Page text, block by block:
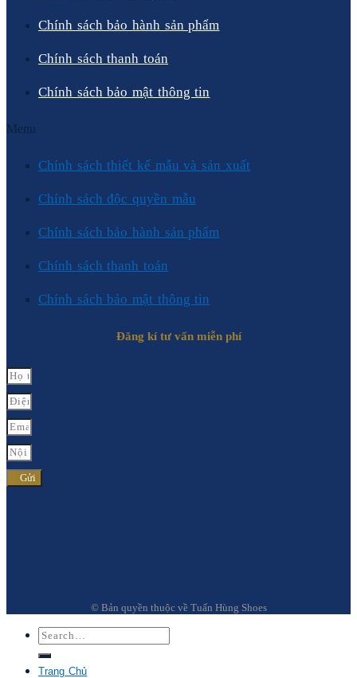
Chính sách bảo hành sản phẩm
Chính sách thanh toán
Chính sách bảo mật thông tin
Menu
Chính sách thiết kế mẫu và sản xuất
Chính sách độc quyền mẫu
Chính sách bảo hành sản phẩm
Chính sách thanh toán
Chính sách bảo mật thông tin
Đăng kí tư vấn miễn phí
Gửi
© Bản quyền thuộc về Tuấn Hùng Shoes
Trang Chủ